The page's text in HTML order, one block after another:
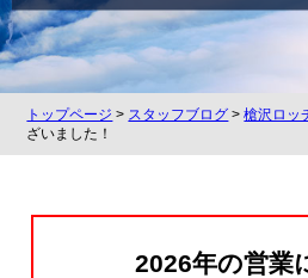
トップページ > スタッフブログ >槍沢ロッ
ざいました！
2026年の営業